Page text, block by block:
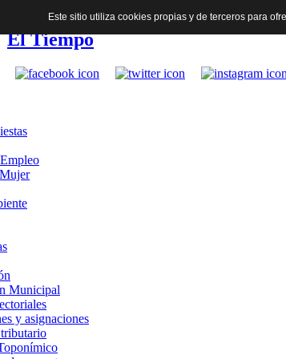
El Tiempo
Municipal
y asignaciones
Este sitio utiliza cookies propias y de terceros para